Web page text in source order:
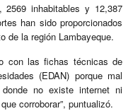
2569 inhabitables y 12,387
han sido proporcionados
de la región Lambayeque.
con las fichas técnicas de
(EDAN) porque mal
no existe internet ni
corroborar”, puntualizó.